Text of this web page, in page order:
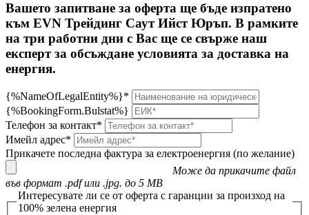
Вашето запитване за оферта ще бъде изпратено
към EVN Трейдинг Саут Ийст Юръп. В рамките
на три работни дни с Вас ще се свърже наш
експерт за обсъждане условията за доставка на
енергия.
{%NameOfLegalEntity%}*
{%BookingForm.Bulstat%}
Телефон за контакт*
Имейл адрес*
Прикачете последна фактура за електроенергия (по желание)
Може да прикачите файл
във формат .pdf или .jpg. до 5 MB
Интересувате ли се от оферта с гаранции за произход на
100% зелена енергия